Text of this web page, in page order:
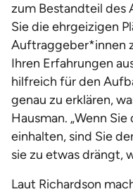
zum Bestandteil des
Sie die ehrgeizigen
Auftraggeber*innen
Ihren Erfahrungen
hilfreich für den
genau zu erklären,
Hausman. „Wenn
einhalten, sind Sie
sie zu etwas drängt,
Laut Richardson